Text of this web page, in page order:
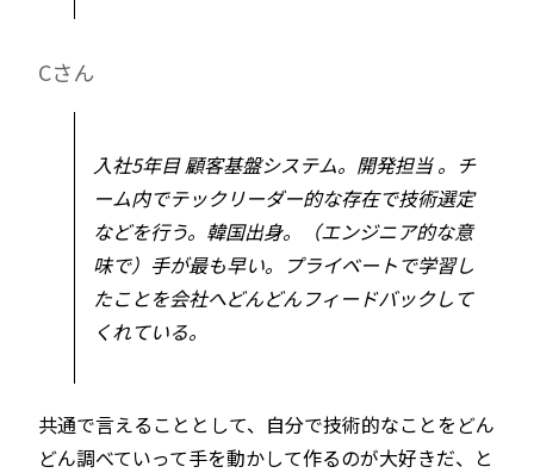
Cさん
入社5年目 顧客基盤システム。開発担当 。チ
ーム内でテックリーダー的な存在で技術選定
などを行う。韓国出身。（エンジニア的な意
味で）手が最も早い。プライベートで学習し
たことを会社へどんどんフィードバックして
くれている。
共通で言えることとして、自分で技術的なことをどん
どん調べていって手を動かして作るのが大好きだ、と